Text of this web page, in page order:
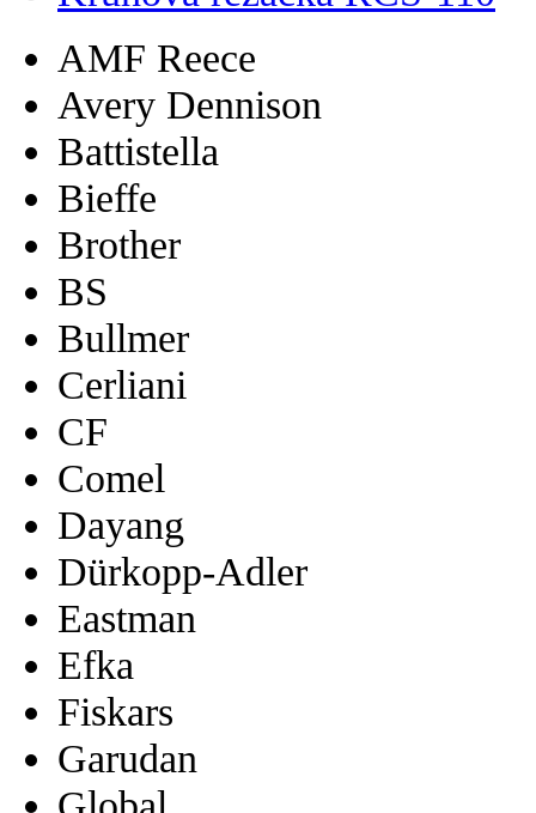
AMF Reece
Avery Dennison
Battistella
Bieffe
Brother
BS
Bullmer
Cerliani
CF
Comel
Dayang
Dürkopp-Adler
Eastman
Efka
Fiskars
Garudan